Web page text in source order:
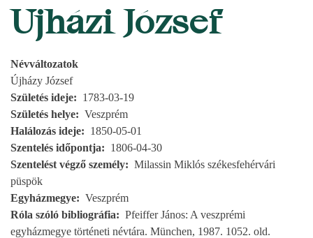
Ujházi József
Névváltozatok
Újházy József
Születés ideje
1783-03-19
Születés helye
Veszprém
Halálozás ideje
1850-05-01
Szentelés időpontja
1806-04-30
Szentelést végző személy
Milassin Miklós székesfehérvári
püspök
Egyházmegye
Veszprém
Róla szóló bibliográfia
Pfeiffer János: A veszprémi
egyházmegye történeti névtára. München, 1987. 1052. old.